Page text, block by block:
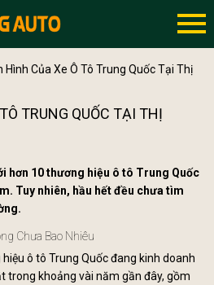
Hình Của Xe Ô Tô Trung Quốc Tại Thị
TRUNG QUỐC TẠI THỊ
hơn 10 thương hiệu ô tô Trung Quốc
Tuy nhiên, hầu hết đều chưa tìm
Chưa Bao Nhiêu
ô tô Trung Quốc đang kinh doanh
trong khoảng vài năm gần đây, gồm